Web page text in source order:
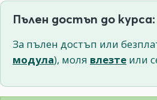
Пълен достъп до
За пълен достъп или
модула), моля влезте или